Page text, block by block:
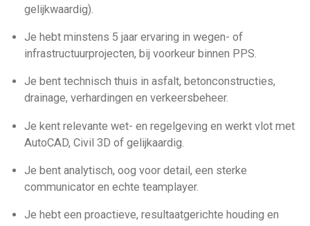
gelijkwaardig).
Je hebt minstens 5 jaar ervaring in wegen- of
infrastructuurprojecten, bij voorkeur binnen PPS.
Je bent technisch thuis in asfalt, betonconstructies,
drainage, verhardingen en verkeersbeheer.
Je kent relevante wet- en regelgeving en werkt vlot met
AutoCAD, Civil 3D of gelijkaardig.
Je bent analytisch, oog voor detail, een sterke
communicator en echte teamplayer.
Je hebt een proactieve, resultaatgerichte houding en